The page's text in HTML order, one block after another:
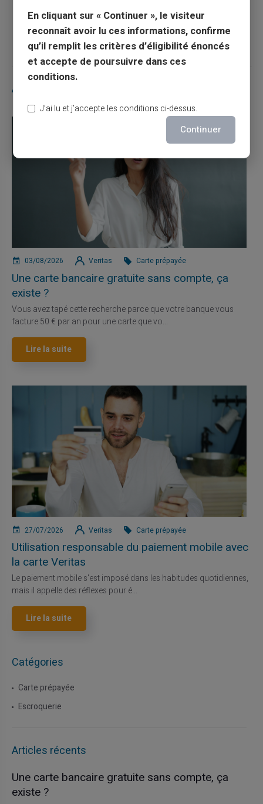
Article suivant
Articles similaires
03/08/2026 Veritas Carte prépayée
Une carte bancaire gratuite sans compte, ça
existe ?
Vous avez tapé cette recherche parce que votre banque vous
facture 50 € par an pour une carte que vo...
Lire la suite
27/07/2026 Veritas Carte prépayée
Utilisation responsable du paiement mobile avec
la carte Veritas
Le paiement mobile s'est imposé dans les habitudes quotidiennes,
mais il appelle des réflexes pour é...
Lire la suite
Catégories
Carte prépayée
Escroquerie
Articles récents
Une carte bancaire gratuite sans compte, ça
existe ?
En cliquant sur « Continuer », le visiteur
reconnaît avoir lu ces informations, confirme
qu’il remplit les critères d’éligibilité énoncés
et accepte de poursuivre dans ces
conditions.
J’ai lu et j’accepte les conditions ci-dessus.
Continuer